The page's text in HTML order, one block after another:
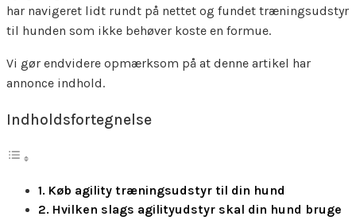
har navigeret lidt rundt på nettet og fundet træningsudstyr
til hunden som ikke behøver koste en formue.
Vi gør endvidere opmærksom på at denne artikel har
annonce indhold.
Indholdsfortegnelse
Køb agility træningsudstyr til din hund
Hvilken slags agilityudstyr skal din hund bruge